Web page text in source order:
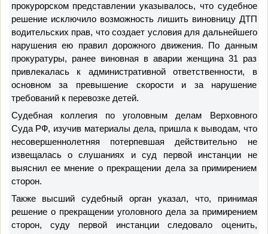
прокурорском представлении указывалось, что судебное
решение исключило возможность лишить виновницу ДТП
водительских прав, что создает условия для дальнейшего
нарушения ею правил дорожного движения. По данным
прокуратуры, ранее виновная в аварии женщина 31 раз
привлекалась к административной ответственности, в
основном за превышение скорости и за нарушение
требований к перевозке детей.
Судебная коллегия по уголовным делам
Верховного
СудаРФ, изучив материалы дела, пришла к выводам, что
несовершеннолетняя потерпевшая действительно не
извещалась о слушаниях и суд первой инстанции не
выяснил ее мнение о прекращении дела за примирением
сторон.
Также высший судебный орган указал, что, принимая
решение о прекращении уголовного дела за примирением
сторон, суду первой инстанции следовало оценить,